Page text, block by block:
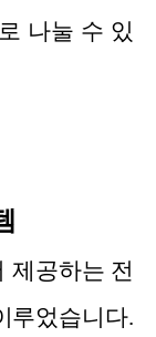
나눌 수 있
제공하는 전
었습니다.